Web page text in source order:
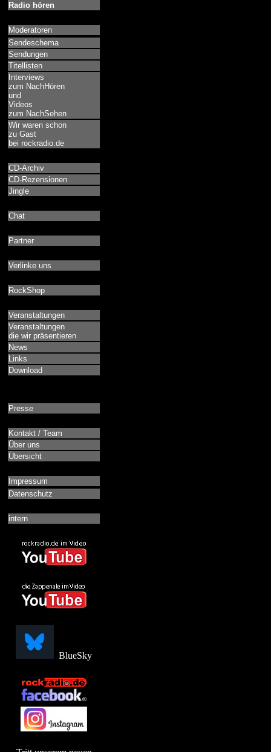
Radio hören
Moderatoren
Sendeschema
Sendungen
Titellisten
Interviews
zum NachHören
und
Videos
zum NachSehen
Wir waren schon
zu Gast
bei rockradio.de
CD-Archiv
CD-Rezensionen
Jingle
Chat
Partner
Verlinke uns
RockShop
Veranstaltungen
Veranstaltungen
die wir präsentieren
News
Links
Download
Presse
Kontakt / Team
Über uns
Übersicht
Impressum
Datenschutz
intern
BlueSky